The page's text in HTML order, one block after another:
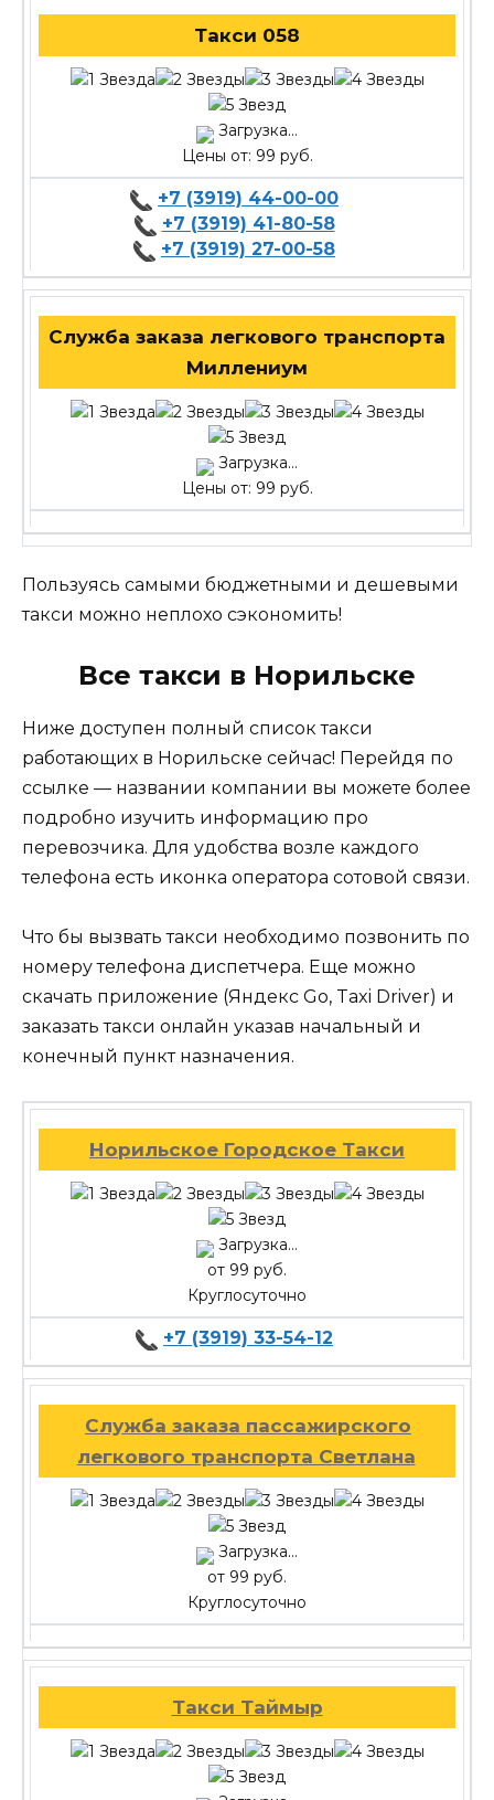
Такси 058
Загрузка...
Цены от: 99 руб.
+7 (3919) 44-00-00
+7 (3919) 41-80-58
+7 (3919) 27-00-58
Служба заказа легкового транспорта
Миллениум
Загрузка...
Цены от: 99 руб.
Пользуясь самыми бюджетными и дешевыми
такси можно неплохо сэкономить!
Все такси в Норильске
Ниже доступен полный список такси
работающих в Норильске сейчас! Перейдя по
ссылке — названии компании вы можете более
подробно изучить информацию про
перевозчика. Для удобства возле каждого
телефона есть иконка оператора сотовой связи.
Что бы вызвать такси необходимо позвонить по
номеру телефона диспетчера. Еще можно
скачать приложение (Яндекс Go, Taxi Driver) и
заказать такси онлайн указав начальный и
конечный пункт назначения.
Норильское Городское Такси
Загрузка...
от 99 руб.
Круглосуточно
+7 (3919) 33-54-12
Служба заказа пассажирского
легкового транспорта Светлана
Загрузка...
от 99 руб.
Круглосуточно
Такси Таймыр